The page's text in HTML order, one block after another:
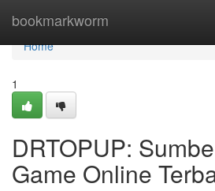
bookmarkworm
Home
Home
1
DRTOPUP:
Game Online